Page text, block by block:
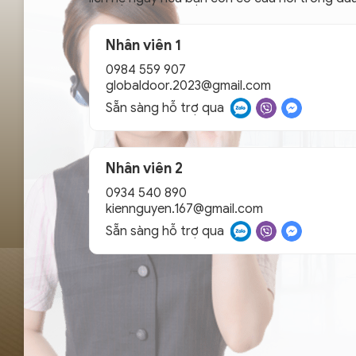
Nhân viên 1
0984 559 907
globaldoor.2023@gmail.com
Sẵn sàng hỗ trợ qua
Nhân viên 2
0934 540 890
kiennguyen.167@gmail.com
Sẵn sàng hỗ trợ qua